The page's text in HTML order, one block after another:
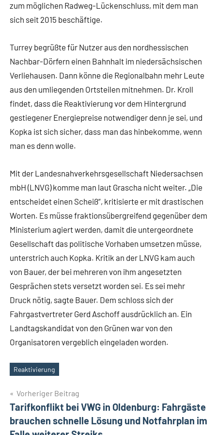
zum möglichen Radweg-Lückenschluss, mit dem man
sich seit 2015 beschäftige.
Turrey begrüßte für Nutzer aus den nordhessischen
Nachbar-Dörfern einen Bahnhalt im niedersächsischen
Verliehausen. Dann könne die Regionalbahn mehr Leute
aus den umliegenden Ortsteilen mitnehmen. Dr. Kroll
findet, dass die Reaktivierung vor dem Hintergrund
gestiegener Energiepreise notwendiger denn je sei, und
Kopka ist sich sicher, dass man das hinbekomme, wenn
man es denn wolle.
Mit der Landesnahverkehrsgesellschaft Niedersachsen
mbH (LNVG) komme man laut Grascha nicht weiter. „Die
entscheidet einen Scheiß“, kritisierte er mit drastischen
Worten. Es müsse fraktionsübergreifend gegenüber dem
Ministerium agiert werden, damit die untergeordnete
Gesellschaft das politische Vorhaben umsetzen müsse,
unterstrich auch Kopka. Kritik an der LNVG kam auch
von Bauer, der bei mehreren von ihm angesetzten
Gesprächen stets versetzt worden sei. Es sei mehr
Druck nötig, sagte Bauer. Dem schloss sich der
Fahrgastvertreter Gerd Aschoff ausdrücklich an. Ein
Landtagskandidat von den Grünen war von den
Organisatoren vergeblich eingeladen worden.
Schlagwörter
Reaktivierung
Beitragsnavigation
Vorheriger Beitrag
Tarifkonflikt bei VWG in Oldenburg: Fahrgäste
brauchen schnelle Lösung und Notfahrplan im